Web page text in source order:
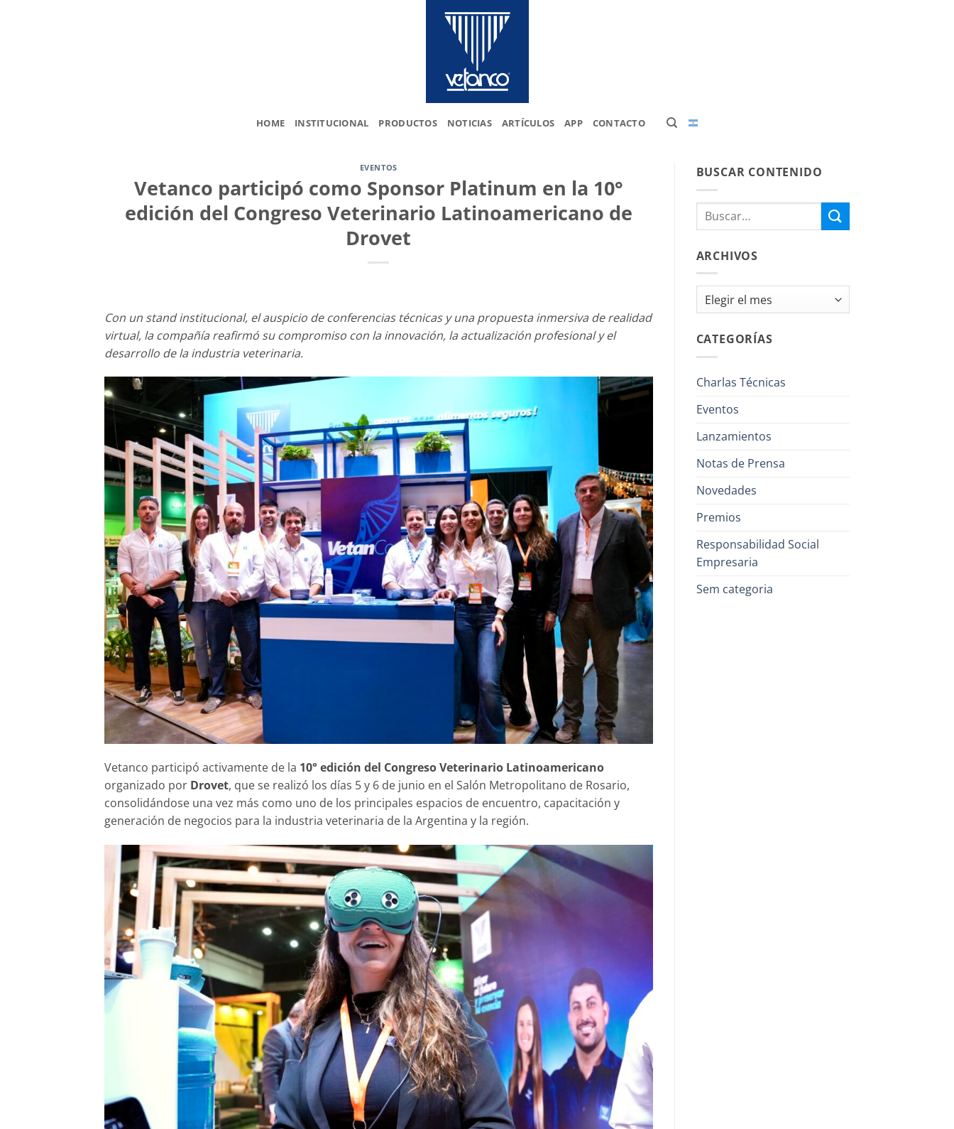
HOME INSTITUCIONAL PRODUCTOS NOTICIAS ARTÍCULOS APP CONTACTO
EVENTOS
Vetanco participó como Sponsor Platinum en la 10°
edición del Congreso Veterinario Latinoamericano de
Drovet
Con un stand institucional, el auspicio de conferencias técnicas y una propuesta inmersiva de realidad
virtual, la compañía reafirmó su compromiso con la innovación, la actualización profesional y el
desarrollo de la industria veterinaria.
Vetanco participó activamente de la 10° edición del Congreso Veterinario Latinoamericano
organizado por Drovet, que se realizó los días 5 y 6 de junio en el Salón Metropolitano de Rosario,
consolidándose una vez más como uno de los principales espacios de encuentro, capacitación y
generación de negocios para la industria veterinaria de la Argentina y la región.
BUSCAR CONTENIDO
ARCHIVOS
Archivos
CATEGORÍAS
Charlas Técnicas
Eventos
Lanzamientos
Notas de Prensa
Novedades
Premios
Responsabilidad Social
Empresaria
Sem categoria